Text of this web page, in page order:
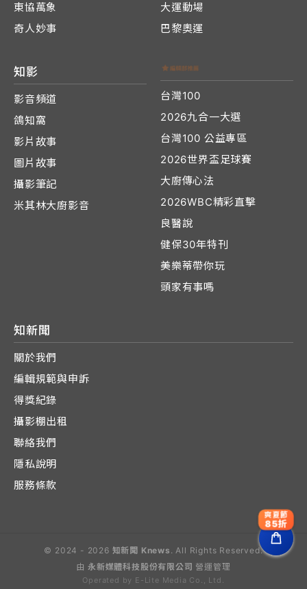
東協萬象
奇人妙事
大運動場
巴黎奧運
知影
影音頻道
鴿知窩
影片故事
圖片故事
攝影筆記
米其林大廚影音
台灣100
2026九合一大選
台灣100 公益專區
2026世界盃足球賽
大廚傳心法
2026WBC精彩直擊
良醫說
健保30年特刊
美樂蒂帶你玩
頭家有事嗎
知新聞
關於我們
編輯規範與申訴
得獎紀錄
攝影棚出租
聯絡我們
隱私說明
服務條款
© 2024 - 2026 知新聞 Knews . All Rights Reserved.
由 永新媒體科技股份有限公司 營運管理
Operated by E-Lite Media Co., Ltd.
爽夏節
85折